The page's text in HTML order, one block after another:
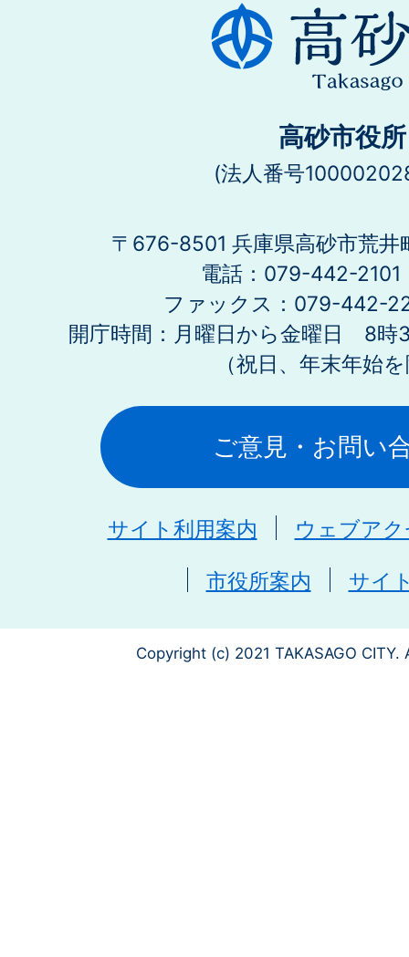
高砂市役所
(法人番号
〒676-8501 兵庫県高砂市荒井
電話：079-442-2101
ファックス：079-442-
開庁時間：月曜日から金曜日 8時
（祝日、年末年始
ご意見・お問い
サイト利用案内 ウェブア
市役所案内 サイ
Copyright (c) 2021 TAKASAGO CITY.